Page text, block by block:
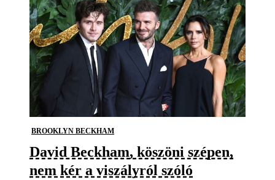
BROOKLYN BECKHAM
David Beckham, köszöni szépen,
nem kér a viszályról szóló